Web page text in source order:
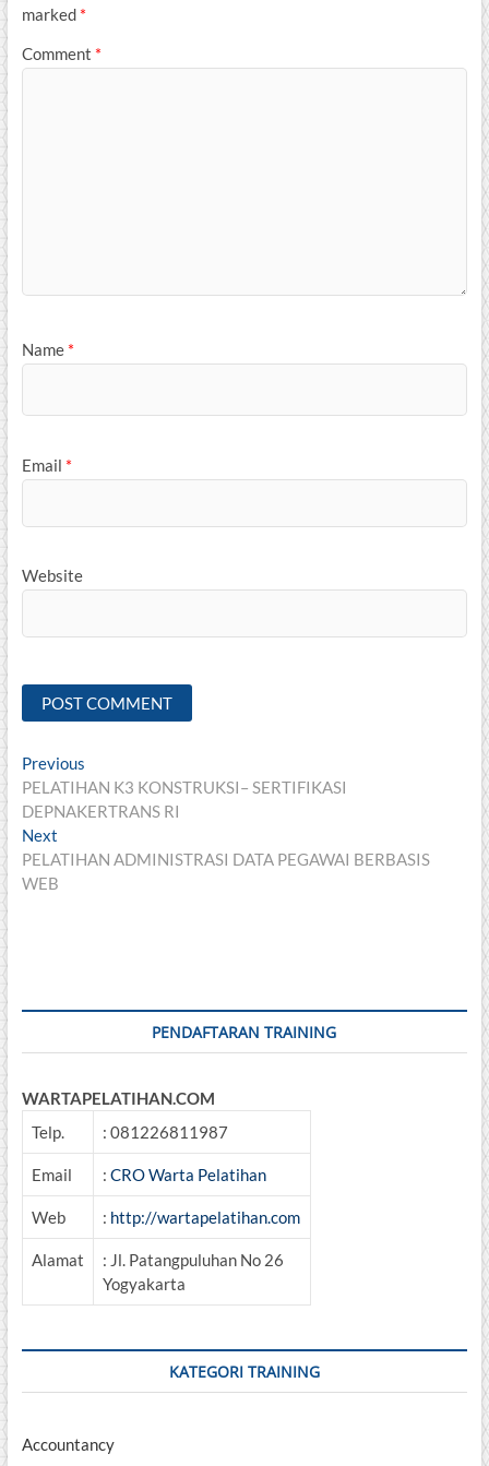
marked *
Comment *
Name *
Email *
Website
Post
navigation
PreviousPrevious
post:
PELATIHAN K3 KONSTRUKSI– SERTIFIKASI
DEPNAKERTRANS RI
NextNext
post:
PELATIHAN ADMINISTRASI DATA PEGAWAI BERBASIS
WEB
PENDAFTARAN TRAINING
WARTAPELATIHAN.COM
Telp.
: 081226811987
Email : CRO Warta Pelatihan
Web : http://wartapelatihan.com
Alamat
: Jl. Patangpuluhan No 26
Yogyakarta
KATEGORI TRAINING
Accountancy